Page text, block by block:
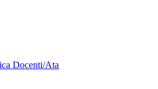
Docenti/Ata